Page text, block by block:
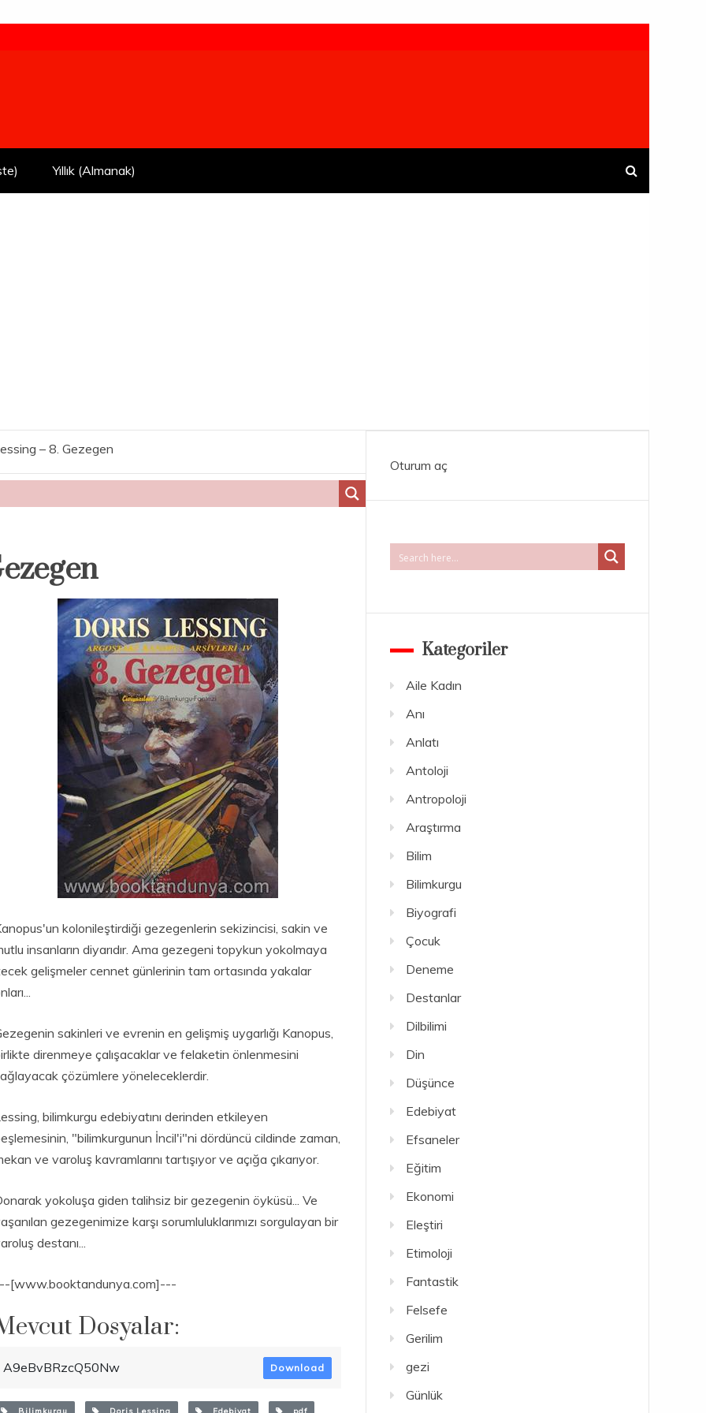
Yıllık (Almanak)
– 8. Gezegen
kolonileştirdiği gezegenlerin sekizincisi, sakin ve
insanların diyarıdır. Ama gezegeni topykun yokolmaya
gelişmeler cennet günlerinin tam ortasında yakalar
sakinleri ve evrenin en gelişmiş uygarlığı Kanopus,
direnmeye çalışacaklar ve felaketin önlenmesini
çözümlere yöneleceklerdir.
bilimkurgu edebiyatını derinden etkileyen
"bilimkurgunun İncil'i"ni dördüncü cildinde zaman,
ve varoluş kavramlarını tartışıyor ve açığa çıkarıyor.
yokoluşa giden talihsiz bir gezegenin öyküsü... Ve
gezegenimize karşı sorumluluklarımızı sorgulayan bir
destanı...
[www.booktandunya.com]---
Dosyalar:
A9eBvBRzcQ50Nw Download
Oturum aç
Kategoriler
Aile Kadın
Anı
Anlatı
Antoloji
Antropoloji
Araştırma
Bilim
Bilimkurgu
Biyografi
Çocuk
Deneme
Destanlar
Dilbilimi
Din
Düşünce
Edebiyat
Efsaneler
Eğitim
Ekonomi
Eleştiri
Etimoloji
Fantastik
Felsefe
Gerilim
gezi
Günlük